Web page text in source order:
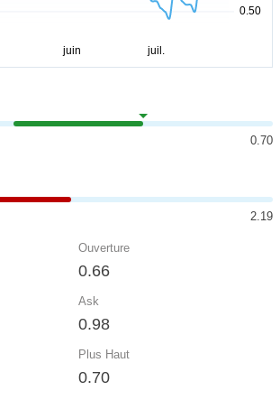
0.70
2.19
Ouverture
0.66
Ask
0.98
Plus Haut
0.70